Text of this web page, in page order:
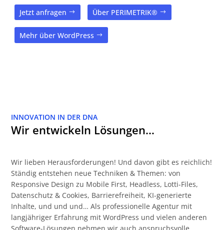
Jetzt anfragen Über PERIMETRIK®
Mehr über WordPress
INNOVATION IN DER DNA
Wir entwickeln Lösungen…
Wir lieben Herausforderungen! Und davon gibt es reichlich!
Ständig entstehen neue Techniken & Themen: von
Responsive Design zu Mobile First, Headless, Lotti-Files,
Datenschutz & Cookies, Barrierefreiheit, KI-generierte
Inhalte, und und und… Als professionelle Agentur mit
langjähriger Erfahrung mit WordPress und vielen anderen